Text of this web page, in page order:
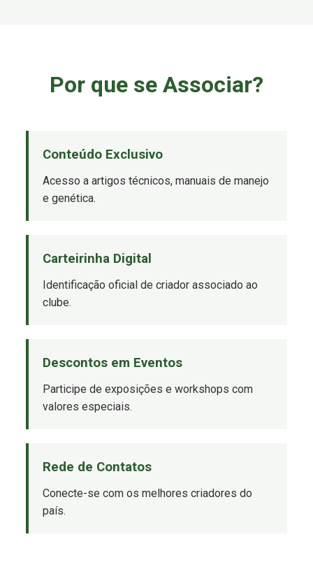
Por que se Associar?
Conteúdo Exclusivo
Acesso a artigos técnicos, manuais de manejo
e genética.
Carteirinha Digital
Identificação oficial de criador associado ao
clube.
Descontos em Eventos
Participe de exposições e workshops com
valores especiais.
Rede de Contatos
Conecte-se com os melhores criadores do
país.